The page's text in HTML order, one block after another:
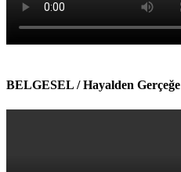
BELGESEL / Hayalden Gerçeğe